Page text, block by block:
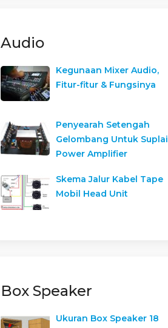
Audio
Kegunaan Mixer Audio,
Fitur-fitur & Fungsinya
Penyearah Setengah
Gelombang Untuk Suplai
Power Amplifier
Skema Jalur Kabel Tape
Mobil Head Unit
Box Speaker
Ukuran Box Speaker 18